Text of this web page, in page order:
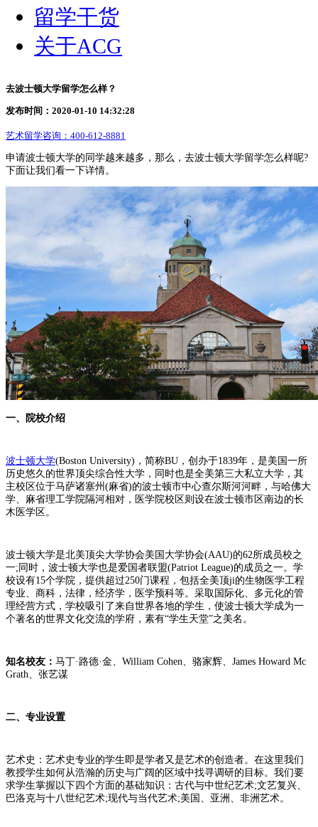
留学干货
关于ACG
去波士顿大学留学怎么样？
发布时间：2020-01-10 14:32:28
艺术留学咨询： 400-612-8881
申请波士顿大学的同学越来越多，那么，去波士顿大学留学怎么样呢?
下面让我们看一下详情。
一、院校介绍
波士顿大学(Boston University)，简称BU，创办于1839年，是美国一所
历史悠久的世界顶尖综合性大学，同时也是全美第三大私立大学，其
主校区位于马萨诸塞州(麻省)的波士顿市中心查尔斯河河畔，与哈佛大
学、麻省理工学院隔河相对，医学院校区则设在波士顿市区南边的长
木医学区。
波士顿大学是北美顶尖大学协会美国大学协会(AAU)的62所成员校之
一;同时，波士顿大学也是爱国者联盟(Patriot League)的成员之一。学
校设有15个学院，提供超过250门课程，包括全美顶ji的生物医学工程
专业、商科，法律，经济学，医学预科等。采取国际化、多元化的管
理经营方式，学校吸引了来自世界各地的学生，使波士顿大学成为一
个著名的世界文化交流的学府，素有“学生天堂”之美名。
知名校友： 马丁·路德·金、William Cohen、骆家辉、James Howard Mc
Grath、张艺谋
二、专业设置
艺术史：艺术史专业的学生即是学者又是艺术的创造者。在这里我们
教授学生如何从浩瀚的历史与广阔的区域中找寻调研的目标。我们要
求学生掌握以下四个方面的基础知识：古代与中世纪艺术;文艺复兴、
巴洛克与十八世纪艺术;现代与当代艺术;美国、亚洲、非洲艺术。